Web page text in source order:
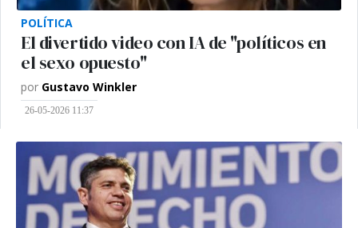
POLÍTICA
El divertido video con IA de "políticos en
el sexo opuesto"
por Gustavo Winkler
26-05-2026 11:37